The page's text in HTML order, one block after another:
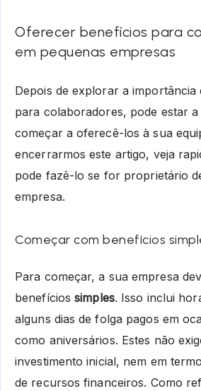
Oferecer benefícios para
em pequenas empresas
Depois de explorar a importância
para colaboradores, pode estar
começar a oferecê-los à sua
encerrarmos este artigo, veja
pode fazê-lo se for proprietário
empresa.
Começar com benefícios
Para começar, a sua empresa
benefíciossimples. Isso inclui
alguns dias de folga pagos em
como aniversários. Estes não
investimento inicial, nem em
de recursos financeiros. Como